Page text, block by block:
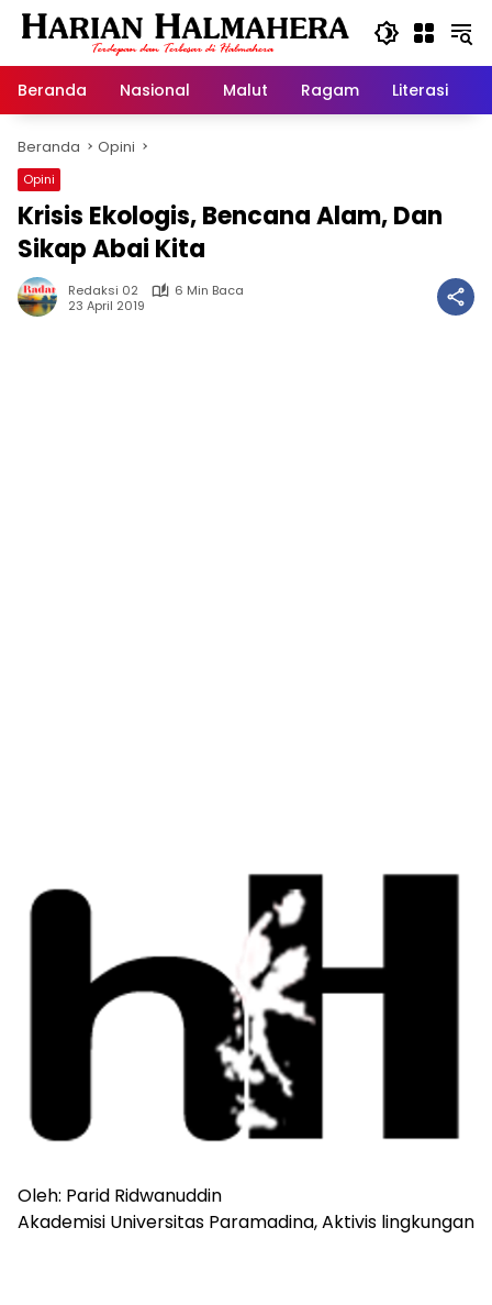
Langsung
Beranda
Nasional Malut Ragam Literasi
Beranda Opini
Opini
Krisis Ekologis, Bencana Alam, Dan
Sikap Abai Kita
Redaksi 02
6 Min Baca
23 April 2019
Oleh: Parid Ridwanuddin
Akademisi Universitas Paramadina, Aktivis lingkungan